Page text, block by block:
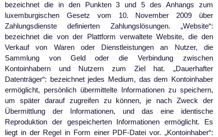
bezeichnet die in den Punkten 3 und 5 des Anhangs zum
luxemburgischen Gesetz vom 10. November 2009 über
Zahlungsdienste definierten Zahlungslösungen. „Website“:
bezeichnet die von der Plattform verwaltete Website, die den
Verkauf von Waren oder Dienstleistungen an Nutzer, die
Sammlung von Geld oder die Verbindung zwischen
Kontoinhabern und Nutzern zum Ziel hat. „Dauerhafter
Datenträger“: bezeichnet jedes Medium, das dem Kontoinhaber
ermöglicht, persönlich übermittelte Informationen zu speichern,
um später darauf zugreifen zu können, je nach Zweck der
Übermittlung der Informationen, und das eine identische
Reproduktion der gespeicherten Informationen ermöglicht. Es
liegt in der Regel in Form einer PDF-Datei vor. „Kontoinhaber“: